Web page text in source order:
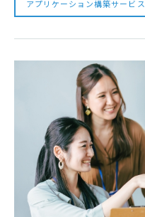
アプリケーション構築サービス